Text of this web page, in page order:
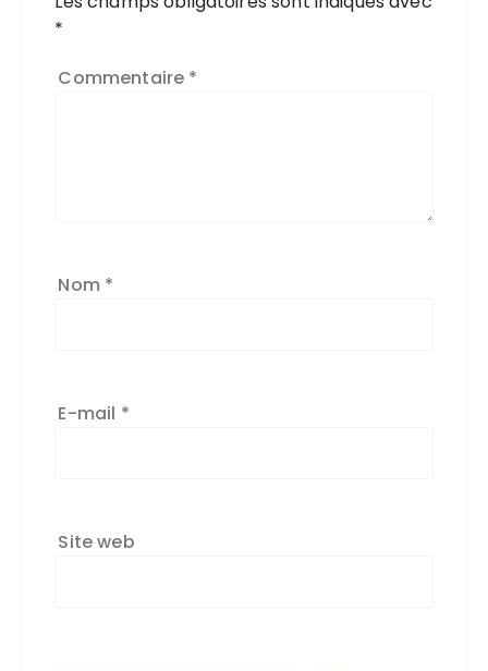
*
Commentaire *
Nom *
E-mail *
Site web